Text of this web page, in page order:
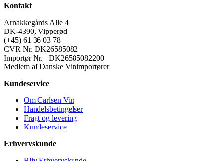
Kontakt
Arnakkegårds Alle 4
DK-4390, Vipperød
(+45) 61 36 03 78
CVR Nr. DK26585082
Importør Nr. DK26585082200
Medlem af Danske Vinimportører
Kundeservice
Om Carlsen Vin
Handelsbetingelser
Fragt og levering
Kundeservice
Erhvervskunde